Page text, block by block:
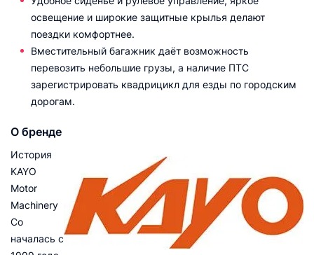
освещение и широкие защитные крылья делают
поездки комфортнее.
Вместительный багажник даёт возможность
перевозить небольшие грузы, а наличие ПТС
зарегистрировать квадрицикл для езды по городским
дорогам.
О бренде
История
KAYO
Motor
Machinery
Со
началась с